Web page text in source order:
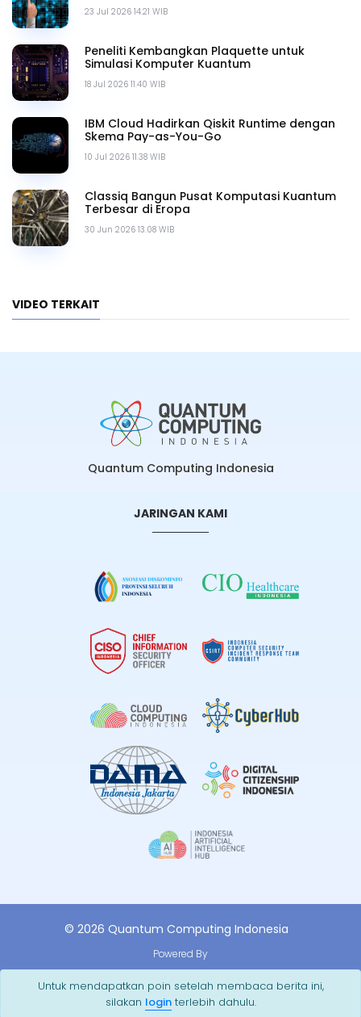
23 Jul 2026 14.21 WIB
18 Jul 2026 11.40 WIB
Peneliti Kembangkan Plaquette untuk
Simulasi Komputer Kuantum
10 Jul 2026 11.38 WIB
IBM Cloud Hadirkan Qiskit Runtime dengan
Skema Pay-as-You-Go
30 Jun 2026 13.08 WIB
Classiq Bangun Pusat Komputasi Kuantum
Terbesar di Eropa
VIDEO TERKAIT
Untuk mendapatkan poin setelah membaca berita ini,
silakan loginterlebih dahulu.
Quantum Computing Indonesia
JARINGAN KAMI
© 2026 Quantum Computing Indonesia
Powered By